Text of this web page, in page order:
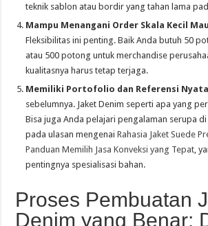
teknik sablon atau bordir yang tahan lama
Mampu Menangani Order Skala Kecil
Fleksibilitas ini penting. Baik Anda butuh 50
atau 500 potong untuk merchandise
kualitasnya harus tetap terjaga.
Memiliki Portofolio dan Referensi Nyata
sebelumnya. Jaket Denim seperti apa yang
Bisa juga Anda pelajari pengalaman serupa
pada ulasan mengenaiRahasia Jaket Suede
Panduan Memilih Jasa Konveksi yang Tepat ,
pentingnya spesialisasi bahan.
Proses Pembuatan
Denim yang Benar: